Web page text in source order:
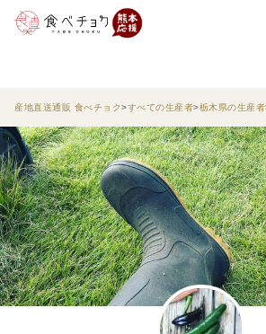
産地直送通販 食べチョク すべての生産者 栃木県の生産者